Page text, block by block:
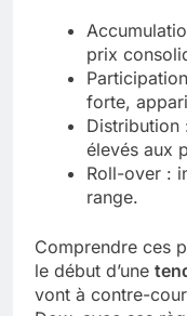
prix
forte,
Distribution
élevés aux
Roll-over :
range.
Comprendre ces
le début d’une
vont à contre-